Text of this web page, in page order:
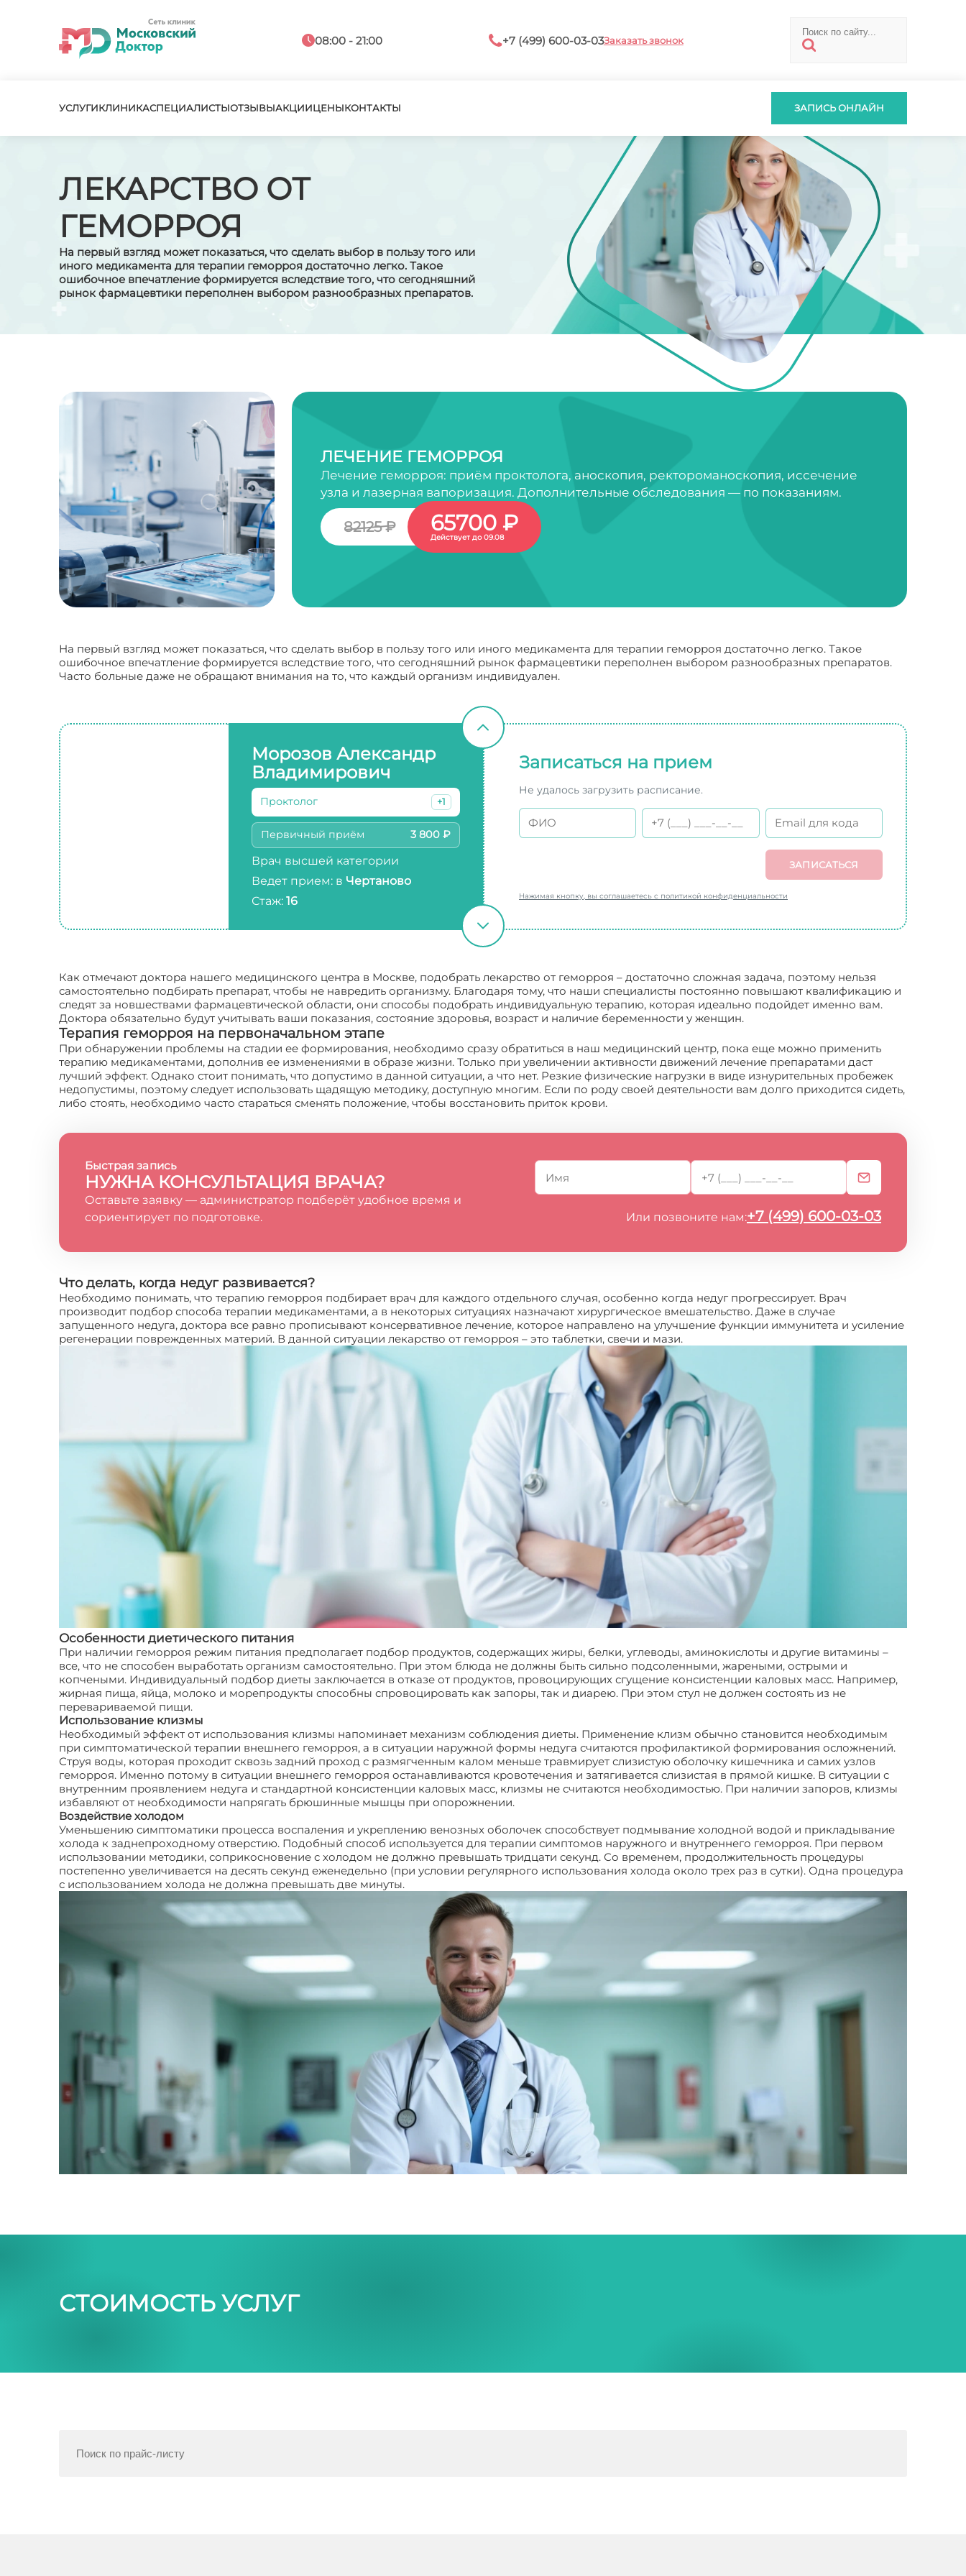
08:00 - 21:00 +7 (499) 600-03-03Заказать звонок
УСЛУГИКЛИНИКАСПЕЦИАЛИСТЫОТЗЫВЫАКЦИИЦЕНЫКОНТАКТЫ ЗАПИСЬ ОНЛАЙН
ЛЕКАРСТВО ОТ
ГЕМОРРОЯ
На первый взгляд может показаться, что сделать выбор в пользу того или
иного медикамента для терапии геморроя достаточно легко. Такое
ошибочное впечатление формируется вследствие того, что сегодняшний
рынок фармацевтики переполнен выбором разнообразных препаратов.
ЛЕЧЕНИЕ ГЕМОРРОЯ
Лечение геморроя: приём проктолога, аноскопия, ректороманоскопия, иссечение
узла и лазерная вапоризация. Дополнительные обследования — по показаниям.
82125 ₽ 65700 ₽
Действует до 09.08
На первый взгляд может показаться, что сделать выбор в пользу того или иного медикамента для терапии геморроя достаточно легко. Такое
ошибочное впечатление формируется вследствие того, что сегодняшний рынок фармацевтики переполнен выбором разнообразных препаратов.
Часто больные даже не обращают внимания на то, что каждый организм индивидуален.
Морозов Александр
Владимирович
Проктолог +1
Первичный приём 3 800 ₽
Врач высшей категории
Ведет прием: в Чертаново
Стаж: 16
Записаться на прием
Не удалось загрузить расписание.
ЗАПИСАТЬСЯ
Нажимая кнопку, вы соглашаетесь с политикой конфиденциальности
Как отмечают доктора нашего медицинского центра в Москве, подобрать лекарство от геморроя – достаточно сложная задача, поэтому нельзя
самостоятельно подбирать препарат, чтобы не навредить организму. Благодаря тому, что наши специалисты постоянно повышают квалификацию и
следят за новшествами фармацевтической области, они способы подобрать индивидуальную терапию, которая идеально подойдет именно вам.
Доктора обязательно будут учитывать ваши показания, состояние здоровья, возраст и наличие беременности у женщин.
Терапия геморроя на первоначальном этапе
При обнаружении проблемы на стадии ее формирования, необходимо сразу обратиться в наш медицинский центр, пока еще можно применить
терапию медикаментами, дополнив ее изменениями в образе жизни. Только при увеличении активности движений лечение препаратами даст
лучший эффект. Однако стоит понимать, что допустимо в данной ситуации, а что нет. Резкие физические нагрузки в виде изнурительных пробежек
недопустимы, поэтому следует использовать щадящую методику, доступную многим. Если по роду своей деятельности вам долго приходится сидеть,
либо стоять, необходимо часто стараться сменять положение, чтобы восстановить приток крови.
Быстрая запись
НУЖНА КОНСУЛЬТАЦИЯ ВРАЧА?
Оставьте заявку — администратор подберёт удобное время и
сориентирует по подготовке.
Или позвоните нам:+7 (499) 600-03-03
Что делать, когда недуг развивается?
Необходимо понимать, что терапию геморроя подбирает врач для каждого отдельного случая, особенно когда недуг прогрессирует. Врач
производит подбор способа терапии медикаментами, а в некоторых ситуациях назначают хирургическое вмешательство. Даже в случае
запущенного недуга, доктора все равно прописывают консервативное лечение, которое направлено на улучшение функции иммунитета и усиление
регенерации поврежденных материй. В данной ситуации лекарство от геморроя – это таблетки, свечи и мази.
Особенности диетического питания
При наличии геморроя режим питания предполагает подбор продуктов, содержащих жиры, белки, углеводы, аминокислоты и другие витамины –
все, что не способен выработать организм самостоятельно. При этом блюда не должны быть сильно подсоленными, жареными, острыми и
копчеными. Индивидуальный подбор диеты заключается в отказе от продуктов, провоцирующих сгущение консистенции каловых масс. Например,
жирная пища, яйца, молоко и морепродукты способны спровоцировать как запоры, так и диарею. При этом стул не должен состоять из не
перевариваемой пищи.
Использование клизмы
Необходимый эффект от использования клизмы напоминает механизм соблюдения диеты. Применение клизм обычно становится необходимым
при симптоматической терапии внешнего геморроя, а в ситуации наружной формы недуга считаются профилактикой формирования осложнений.
Струя воды, которая проходит сквозь задний проход с размягченным калом меньше травмирует слизистую оболочку кишечника и самих узлов
геморроя. Именно потому в ситуации внешнего геморроя останавливаются кровотечения и затягивается слизистая в прямой кишке. В ситуации с
внутренним проявлением недуга и стандартной консистенции каловых масс, клизмы не считаются необходимостью. При наличии запоров, клизмы
избавляют от необходимости напрягать брюшинные мышцы при опорожнении.
Воздействие холодом
Уменьшению симптоматики процесса воспаления и укреплению венозных оболочек способствует подмывание холодной водой и прикладывание
холода к заднепроходному отверстию. Подобный способ используется для терапии симптомов наружного и внутреннего геморроя. При первом
использовании методики, соприкосновение с холодом не должно превышать тридцати секунд. Со временем, продолжительность процедуры
постепенно увеличивается на десять секунд еженедельно (при условии регулярного использования холода около трех раз в сутки). Одна процедура
с использованием холода не должна превышать две минуты.
СТОИМОСТЬ УСЛУГ